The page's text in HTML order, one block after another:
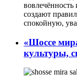
создают
спокойную,
«Шоссе
культуры,